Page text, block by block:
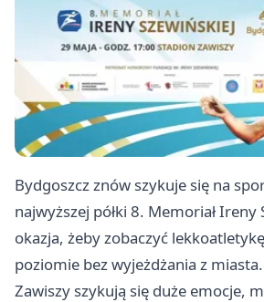
Bydgoszcz znów szykuje się na
najwyższej półki 8. Memoriał Ireny
okazja, żeby zobaczyć
poziomie bez wyjeżdżania z
Zawiszy szykują się duże emocje,